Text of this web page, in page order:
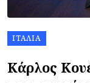
ΙΤΑΛΊΑ
Κάρλος